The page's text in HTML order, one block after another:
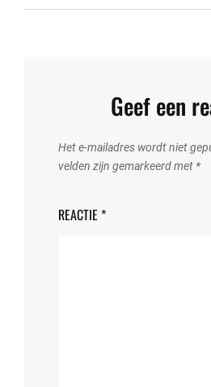
Geef een
Het e-mailadres wordt niet
velden zijn gemarkeerd met *
REACTIE *